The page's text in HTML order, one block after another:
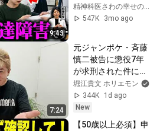
9:43
ペルガー症候群| 自
閉症スペクトラム |
ADHD・ASD・LD
精神科医さわの幸せの処方箋
547K
3mo ago
7:24
元ジャンポケ・斉藤
慎二被告に懲役7年
が求刑された件につ
いて解説します
堀江貴文 ホリエモン
344K
1d ago
New
【50歳以上必須】申